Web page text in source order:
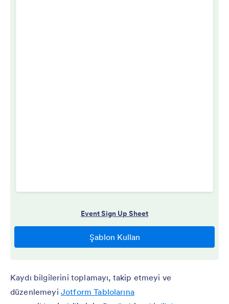
Kaydı bilgilerini toplamayı, takip etmeyi ve
düzenlemeyi Jotform Tablolarına